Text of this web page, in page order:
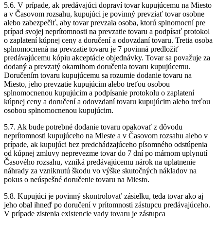
5.6. V prípade, ak predávajúci dopraví tovar kupujúcemu na Miesto
a v Časovom rozsahu, kupujúci je povinný prevziať tovar osobne
alebo zabezpečiť, aby tovar prevzala osoba, ktorú splnomocní pre
prípad svojej neprítomnosti na prevzatie tovaru a podpísať protokol
o zaplatení kúpnej ceny a doručení a odovzdaní tovaru. Tretia osoba
splnomocnená na prevzatie tovaru je 7 povinná predložiť
predávajúcemu kópiu akceptácie objednávky. Tovar sa považuje za
dodaný a prevzatý okamihom doručenia tovaru kupujúcemu.
Doručením tovaru kupujúcemu sa rozumie dodanie tovaru na
Miesto, jeho prevzatie kupujúcim alebo treťou osobou
splnomocnenou kupujúcim a podpísanie protokolu o zaplatení
kúpnej ceny a doručení a odovzdaní tovaru kupujúcim alebo treťou
osobou splnomocnenou kupujúcim.
5.7. Ak bude potrebné dodanie tovaru opakovať z dôvodu
neprítomnosti kupujúceho na Mieste a v Časovom rozsahu alebo v
prípade, ak kupujúci bez predchádzajúceho písomného odstúpenia
od kúpnej zmluvy neprevezme tovar do 7 dní po márnom uplynutí
Časového rozsahu, vzniká predávajúcemu nárok na uplatnenie
náhrady za vzniknutú škodu vo výške skutočných nákladov na
pokus o neúspešné doručenie tovaru na Miesto.
5.8. Kupujúci je povinný skontrolovať zásielku, teda tovar ako aj
jeho obal ihneď po doručení v prítomnosti zástupcu predávajúceho.
V prípade zistenia existencie vady tovaru je zástupca